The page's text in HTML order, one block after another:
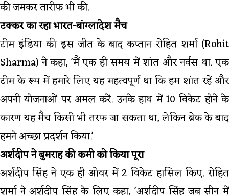
की जमकर तारीफ भी की.
टक्कर का रहा भारत-बांग्लादेश मैच
टीम इंडिया की इस जीत के बाद कप्तान रोहित शर्मा (Rohit
Sharma) ने कहा, 'मैं एक ही समय में शांत और नर्वस था. एक
टीम के रूप में हमारे लिए यह महत्वपूर्ण था कि हम शांत रहें और
अपनी योजनाओं पर अमल करें. उनके हाथ में 10 विकेट होने के
कारण यह मैच किसी भी तरफ जा सकता था, लेकिन ब्रेक के बाद
हमने अच्छा प्रदर्शन किया.'
अर्शदीप ने बुमराह की कमी को किया पूरा
अर्शदीप सिंह ने एक ही ओवर में 2 विकेट हासिल किए. रोहित